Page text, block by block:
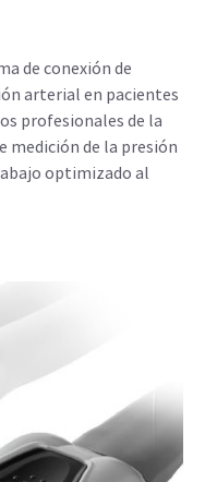
de conexión de
arterial en pacientes
profesionales de la
medición de la presión
optimizado al